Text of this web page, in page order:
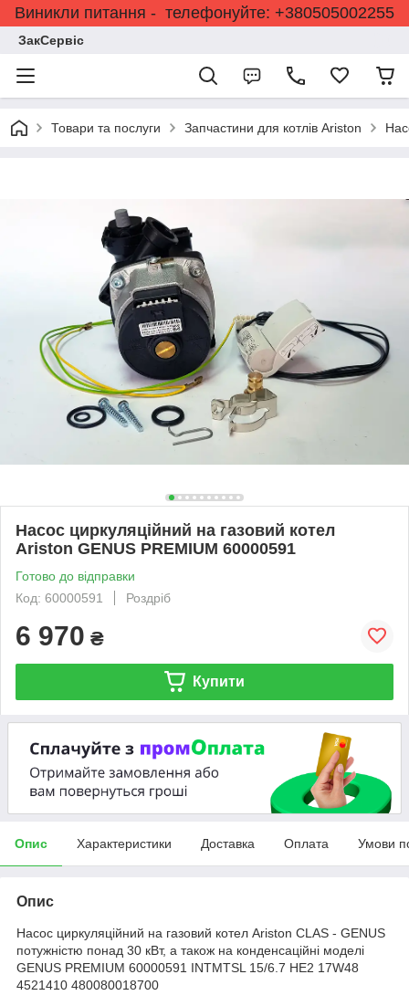
Виникли питання - телефонуйте: +380505002255
ЗакСервіс
Товари та послуги Запчастини для котлів Ariston
Насос циркуляційний на газовий котел
Ariston GENUS PREMIUM 60000591
Готово до відправки
Код: 60000591
Роздріб
6 970 ₴
Купити
Опис Характеристики Доставка Оплата Умови
Опис
Насос циркуляційний на газовий котел Ariston CLAS - GENUS
потужністю понад 30 кВт, а також на конденсаційні моделі
GENUS PREMIUM 60000591 INTMTSL 15/6.7 HE2 17W48
4521410 480080018700